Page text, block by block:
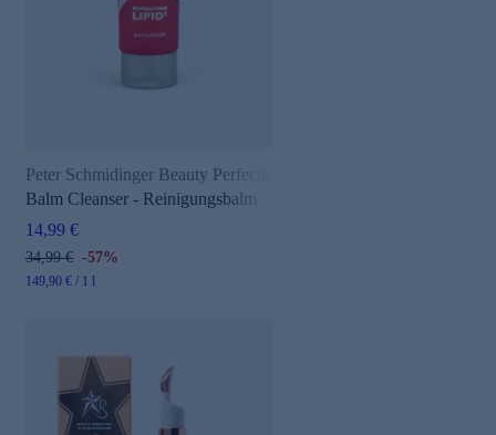
Peter Schmidinger Beauty Perfection
Balm Cleanser - Reinigungsbalm
14,99 €
34,99 € -57%
149,90 € / 1 l